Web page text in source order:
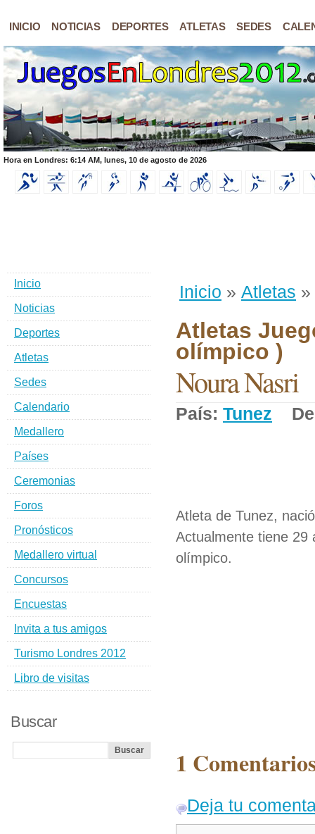
INICIO NOTICIAS DEPORTES ATLETAS SEDES
Hora en Londres: 6:14 AM, lunes, 10 de agosto de 2026
Inicio » Atletas »
Atletas
olímpico )
Noura Nasri
País: Tunez
Atleta de Tunez,
Actualmente tiene 29
olímpico.
1
Deja tu
Inicio
Noticias
Deportes
Atletas
Sedes
Calendario
Medallero
Países
Ceremonias
Foros
Pronósticos
Medallero virtual
Concursos
Encuestas
Invita a tus amigos
Turismo Londres 2012
Libro de visitas
Buscar